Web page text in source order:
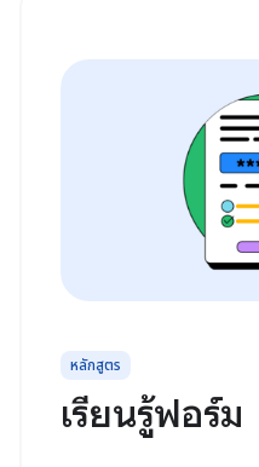
หลักสูตร
เรียนรู้ฟอร์ม